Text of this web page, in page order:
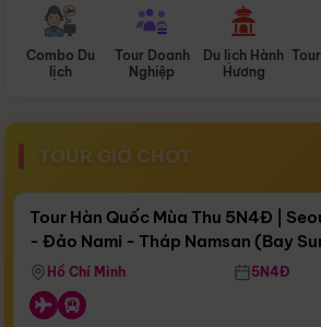
Combo Du
lịch
Tour Doanh
Nghiệp
Du lịch Hành
Hương
TOUR GIỜ CHÓT
Còn17 ngày 09:07:38
Bay Sun Phuquoc Airways
Tour Hàn Quốc Mùa Thu 5N4Đ |
- Đảo Nami - Tháp Namsan (Bay
Airways)
Hồ Chí Minh 5N4Đ